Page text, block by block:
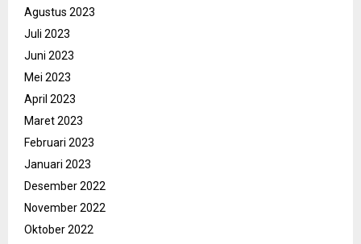
Agustus 2023
Juli 2023
Juni 2023
Mei 2023
April 2023
Maret 2023
Februari 2023
Januari 2023
Desember 2022
November 2022
Oktober 2022